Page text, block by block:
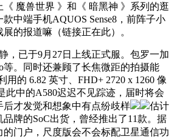
魔兽世界 》和《 暗黑神 》系列的逛
中端手机AQUOS Sense8，前阵子小
的报道嘛（链接正在此）。
已于9月27日上线正式服。包罗一加
等。同时还兼顾了长焦微距的拍摄能
用的 6.82 英寸、FHD+ 2720 x 1260 像
此中的A580迟迟不见踪迹，届时将会
后才发觉和想象中有点纷歧样
估计
牌的SoC出货，曾经推出了11款。据
的门户，尺度版会不会标配卫星通信功